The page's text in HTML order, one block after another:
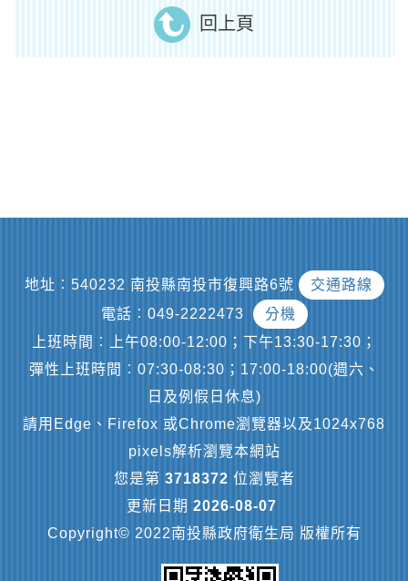
回上頁
地址︰540232 南投縣南投市復興路6號
交通路線
電話︰049-2222473
分機
上班時間︰上午08:00-12:00；下午13:30-17:30；
彈性上班時間︰07:30-08:30；17:00-18:00(週六、
日及例假日休息)
請用Edge、Firefox 或Chrome瀏覽器以及1024x768
pixels解析瀏覽本網站
您是第 3718372 位瀏覽者
更新日期 2026-08-07
Copyright© 2022南投縣政府衛生局 版權所有